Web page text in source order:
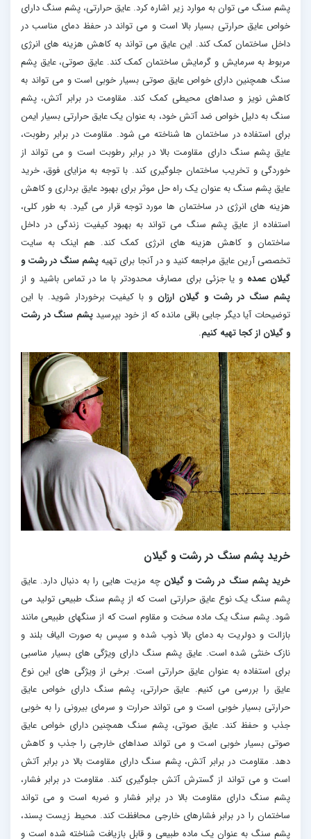
پشم سنگ می توان به موارد زیر اشاره کرد. عایق حرارتی، پشم سنگ دارای
خواص عایق حرارتی بسیار بالا است و می تواند در حفظ دمای مناسب در
داخل ساختمان کمک کند. این عایق می تواند به کاهش هزینه های انرژی
مربوط به سرمایش و گرمایش ساختمان کمک کند. عایق صوتی، عایق پشم
سنگ همچنین دارای خواص عایق صوتی بسیار خوبی است و می تواند به
کاهش نویز و صداهای محیطی کمک کند. مقاومت در برابر آتش، پشم
سنگ به دلیل خواص ضد آتش خود، به عنوان یک عایق حرارتی بسیار ایمن
برای استفاده در ساختمان ها شناخته می شود. مقاومت در برابر رطوبت،
عایق پشم سنگ دارای مقاومت بالا در برابر رطوبت است و می تواند از
خوردگی و تخریب ساختمان جلوگیری کند. با توجه به مزایای فوق، خرید
عایق پشم سنگ به عنوان یک راه حل موثر برای بهبود عایق برداری و کاهش
هزینه های انرژی در ساختمان ها مورد توجه قرار می گیرد. به طور کلی،
استفاده از عایق پشم سنگ می تواند به بهبود کیفیت زندگی در داخل
ساختمان و کاهش هزینه های انرژی کمک کند. هم اینک به سایت
تخصصی آرین عایق مراجعه کنید و در آنجا برای تهیهپشم سنگ در رشت و
گیلان عمده و یا جزئی برای مصارف محدودتر با ما در تماس باشید و از
پشم سنگ در رشت و گیلان ارزان و با کیفیت برخوردار شوید. با این
توضیحات آیا دیگر جایی باقی مانده که از خود بپرسیدپشم سنگ در رشت
و گیلان از کجا تهیه کنیم.
خرید پشم سنگ در رشت و گیلان
خرید پشم سنگ در رشت و گیلان چه مزیت هایی را به دنبال دارد. عایق
پشم سنگ یک نوع عایق حرارتی است که از پشم سنگ طبیعی تولید می
شود. پشم سنگ یک ماده سخت و مقاوم است که از سنگهای طبیعی مانند
بازالت و دولریت به دمای بالا ذوب شده و سپس به صورت الیاف بلند و
نازک خنثی شده است. عایق پشم سنگ دارای ویژگی های بسیار مناسبی
برای استفاده به عنوان عایق حرارتی است. برخی از ویژگی های این نوع
عایق را بررسی می کنیم. عایق حرارتی، پشم سنگ دارای خواص عایق
حرارتی بسیار خوبی است و می تواند حرارت و سرمای بیرونی را به خوبی
جذب و حفظ کند. عایق صوتی، پشم سنگ همچنین دارای خواص عایق
صوتی بسیار خوبی است و می تواند صداهای خارجی را جذب و کاهش
دهد. مقاومت در برابر آتش، پشم سنگ دارای مقاومت بالا در برابر آتش
است و می تواند از گسترش آتش جلوگیری کند. مقاومت در برابر فشار،
پشم سنگ دارای مقاومت بالا در برابر فشار و ضربه است و می تواند
ساختمان را در برابر فشارهای خارجی محافظت کند. محیط زیست پسند،
پشم سنگ به عنوان یک ماده طبیعی و قابل بازیافت شناخته شده است و